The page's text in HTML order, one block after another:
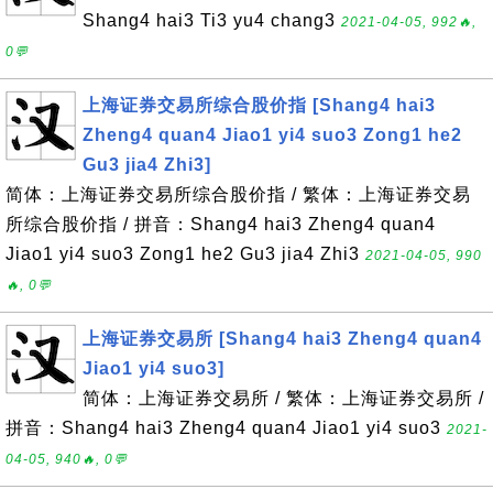
Shang4 hai3 Ti3 yu4 chang3 2021-04-05, 992🔥,
0💬
上海证券交易所综合股价指 [Shang4 hai3
Zheng4 quan4 Jiao1 yi4 suo3 Zong1 he2
Gu3 jia4 Zhi3]
简体：上海证券交易所综合股价指 / 繁体：上海证券交易
所综合股价指 / 拼音：Shang4 hai3 Zheng4 quan4
Jiao1 yi4 suo3 Zong1 he2 Gu3 jia4 Zhi3 2021-04-05, 990
🔥, 0💬
上海证券交易所 [Shang4 hai3 Zheng4 quan4
Jiao1 yi4 suo3]
简体：上海证券交易所 / 繁体：上海证券交易所 /
拼音：Shang4 hai3 Zheng4 quan4 Jiao1 yi4 suo3 2021-
04-05, 940🔥, 0💬